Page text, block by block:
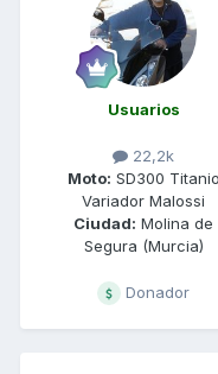
Usuarios
22,2k
Moto: SD300 Titanio
Variador Malossi
Ciudad: Molina de
Segura (Murcia)
Donador